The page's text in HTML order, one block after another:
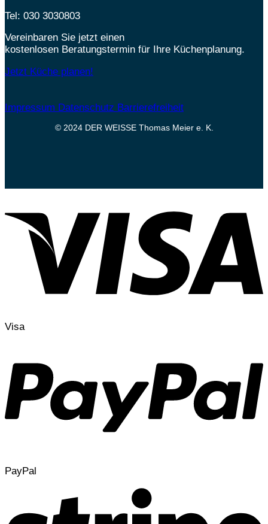
Tel: 030 3030803
Vereinbaren Sie jetzt einen
kostenlosen Beratungstermin für Ihre Küchenplanung.
Jetzt Küche planen!
Impressum Datenschutz Barrierefreiheit
© 2024 DER WEISSE Thomas Meier e. K.
Visa
PayPal